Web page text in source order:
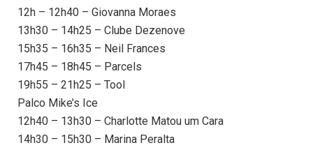
12h – 12h40 – Giovanna Moraes
13h30 – 14h25 – Clube Dezenove
15h35 – 16h35 – Neil Frances
17h45 – 18h45 – Parcels
19h55 – 21h25 – Tool
Palco Mike’s Ice
12h40 – 13h30 – Charlotte Matou um Cara
14h30 – 15h30 – Marina Peralta